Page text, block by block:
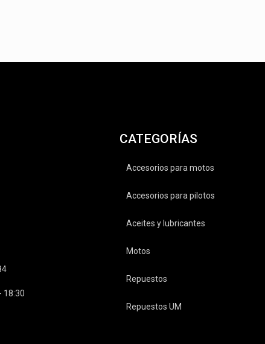
18:30
CATEGORÍAS
Accesorios para motos
Accesorios para pilotos
Aceites y lubricantes
Motos
Repuestos
Repuestos UM